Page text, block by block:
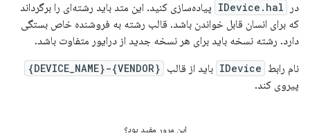
در IDevice.hal پیاده‌سازی کنید. این متد باید رشته‌ای را برگرداند
که برای انسان قابل خواندن باشد. قالب رشته به فروشنده خاص بستگی
دارد. رشته نسخه باید برای هر نسخه جدید از درایور متفاوت باشد.
نام رابط IDevice باید از قالب {VENDOR}-{DEVICE_NAME}
پیروی کند.
این مرور مفید بود؟